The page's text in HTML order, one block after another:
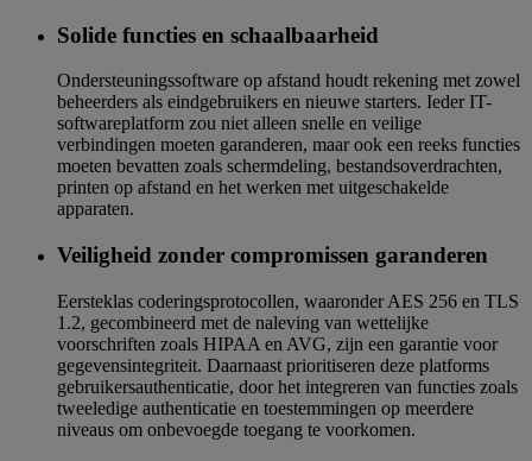
Solide functies en schaalbaarheid
Ondersteuningssoftware op afstand houdt rekening met zowel
beheerders als eindgebruikers en nieuwe starters. Ieder IT-
softwareplatform zou niet alleen snelle en veilige
verbindingen moeten garanderen, maar ook een reeks functies
moeten bevatten zoals schermdeling, bestandsoverdrachten,
printen op afstand en het werken met uitgeschakelde
apparaten.
Veiligheid zonder compromissen garanderen
Eersteklas coderingsprotocollen, waaronder AES 256 en TLS
1.2, gecombineerd met de naleving van wettelijke
voorschriften zoals HIPAA en AVG, zijn een garantie voor
gegevensintegriteit. Daarnaast prioritiseren deze platforms
gebruikersauthenticatie, door het integreren van functies zoals
tweeledige authenticatie en toestemmingen op meerdere
niveaus om onbevoegde toegang te voorkomen.